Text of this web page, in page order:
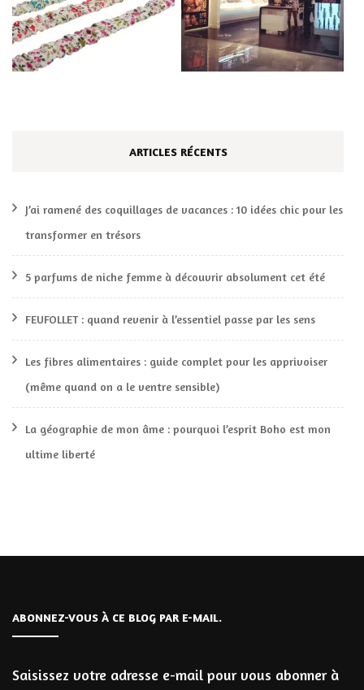
ARTICLES RÉCENTS
J’ai ramené des coquillages de vacances : 10 idées chic pour les
transformer en trésors
5 parfums de niche femme à découvrir absolument cet été
FEUFOLLET : quand revenir à l’essentiel passe par les sens
Les fibres alimentaires : guide complet pour les apprivoiser
(même quand on a le ventre sensible)
La géographie de mon âme : pourquoi l’esprit Boho est mon
ultime liberté
ABONNEZ-VOUS À CE BLOG PAR E-MAIL.
Saisissez votre adresse e-mail pour vous abonner à